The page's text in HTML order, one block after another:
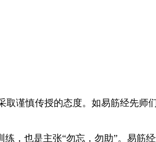
谨慎传授的态度。如易筋经先师
也是主张“勿忘，勿助”。易筋经